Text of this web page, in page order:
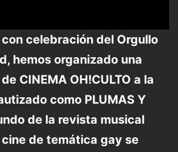
celebración del Orgullo
hemos organizado una
CINEMA OH!CULTO a la
como PLUMAS Y
de la revista musical
de temática gay se